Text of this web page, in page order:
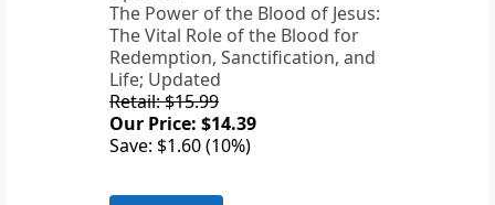
The Power of the Blood of Jesus:
The Vital Role of the Blood for
Redemption, Sanctification, and
Life; Updated
Retail: $15.99
Our Price: $14.39
Save: $1.60 (10%)